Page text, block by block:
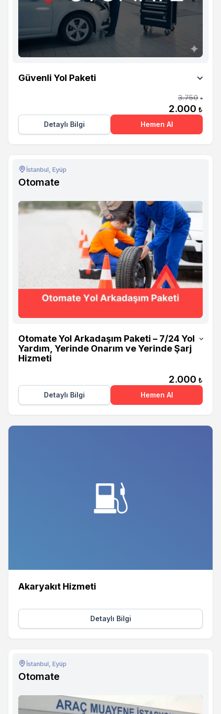
Güvenli Yol Paketi
3.750 ₺
2.000 ₺
Detaylı Bilgi
Hemen Al
İstanbul, Eyüp
Otomate
Otomate Yol Arkadaşım Paketi – 7/24 Yol
Yardım, Yerinde Onarım ve Yerinde Şarj
Hizmeti
2.000 ₺
Detaylı Bilgi
Hemen Al
Akaryakıt Hizmeti
Detaylı Bilgi
İstanbul, Eyüp
Otomate